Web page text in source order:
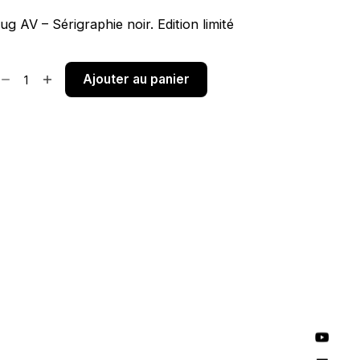
AV – Sérigraphie noir. Edition limité
Ajouter au panier